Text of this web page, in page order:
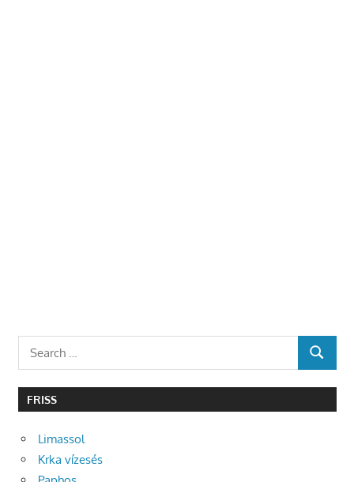
SEARCH
FRISS
Limassol
Krka vízesés